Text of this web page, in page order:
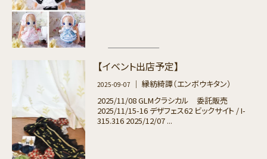
【イベント出店予定】
2025-09-07
｜ 縁紡綺譚（エンボウキタン）
2025/11/08 GLMクラシカル 委託販売
2025/11/15-16 デザフェス62 ビックサイト / I-
315.316 2025/12/07 ...